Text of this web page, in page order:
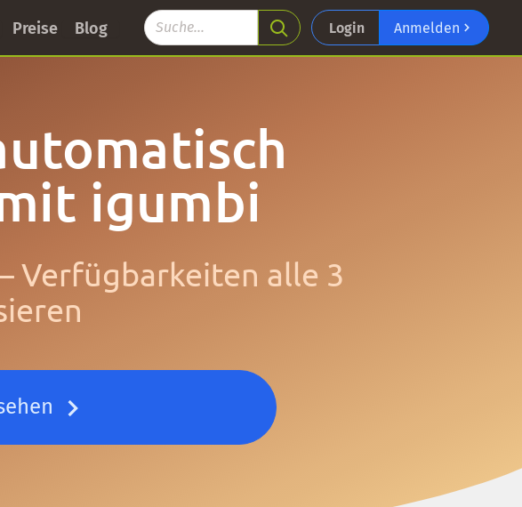
Preise Blog Login Anmelden
igumbi
Verfügbarkeiten alle 3